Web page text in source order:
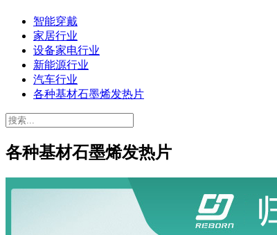
智能穿戴
家居行业
设备家电行业
新能源行业
汽车行业
各种基材石墨烯发热片
各种基材石墨烯发热片